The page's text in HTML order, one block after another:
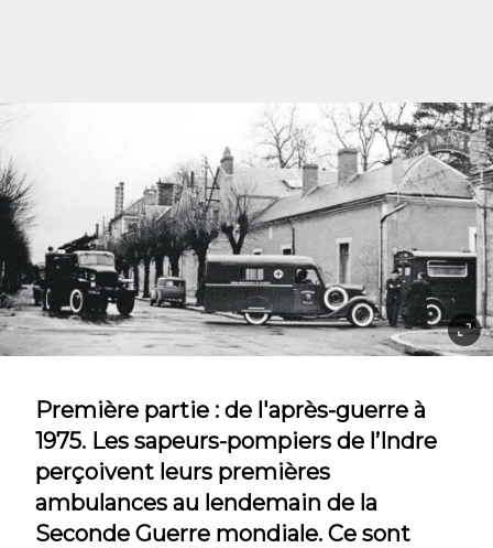
Première partie : de l'après-guerre à
1975. Les sapeurs-pompiers de l’Indre
perçoivent leurs premières
ambulances au lendemain de la
Seconde Guerre mondiale. Ce sont